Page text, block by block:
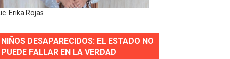
Lic. Erika Rojas
NIÑOS DESAPARECIDOS: EL ESTADO NO
PUEDE FALLAR EN LA VERDAD